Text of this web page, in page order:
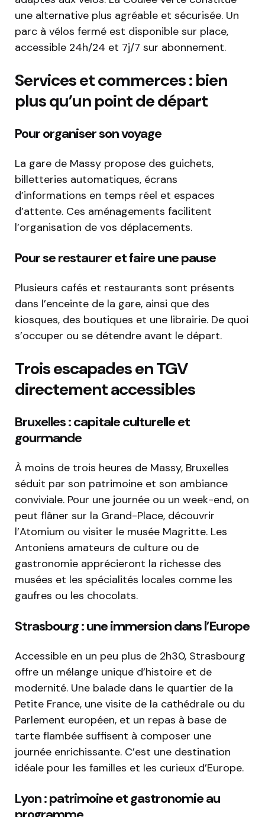
une alternative plus agréable et sécurisée. Un
parc à vélos fermé est disponible sur place,
accessible 24h/24 et 7j/7 sur abonnement.
Services et commerces : bien
plus qu’un point de départ
Pour organiser son voyage
La gare de Massy propose des guichets,
billetteries automatiques, écrans
d’informations en temps réel et espaces
d’attente. Ces aménagements facilitent
l’organisation de vos déplacements.
Pour se restaurer et faire une pause
Plusieurs cafés et restaurants sont présents
dans l’enceinte de la gare, ainsi que des
kiosques, des boutiques et une librairie. De quoi
s’occuper ou se détendre avant le départ.
Trois escapades en TGV
directement accessibles
Bruxelles : capitale culturelle et
gourmande
À moins de trois heures de Massy, Bruxelles
séduit par son patrimoine et son ambiance
conviviale. Pour une journée ou un week-end, on
peut flâner sur la Grand-Place, découvrir
l’Atomium ou visiter le musée Magritte. Les
Antoniens amateurs de culture ou de
gastronomie apprécieront la richesse des
musées et les spécialités locales comme les
gaufres ou les chocolats.
Strasbourg : une immersion dans l’Europe
Accessible en un peu plus de 2h30, Strasbourg
offre un mélange unique d’histoire et de
modernité. Une balade dans le quartier de la
Petite France, une visite de la cathédrale ou du
Parlement européen, et un repas à base de
tarte flambée suffisent à composer une
journée enrichissante. C’est une destination
idéale pour les familles et les curieux d’Europe.
Lyon : patrimoine et gastronomie au